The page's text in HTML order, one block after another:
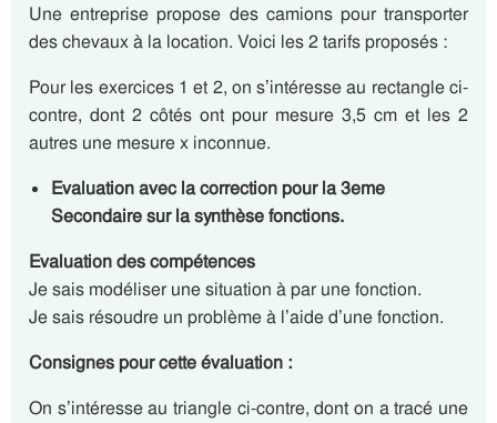
Une entreprise propose des camions pour transporter
des chevaux à la location. Voici les 2 tarifs proposés :
Pour les exercices 1 et 2, on s’intéresse au rectangle ci-
contre, dont 2 côtés ont pour mesure 3,5 cm et les 2
autres une mesure x inconnue.
Evaluation avec la correction pour la 3eme
Secondaire sur la synthèse fonctions.
Evaluation des compétences
Je sais modéliser une situation à par une fonction.
Je sais résoudre un problème à l’aide d’une fonction.
Consignes pour cette évaluation :
On s’intéresse au triangle ci-contre, dont on a tracé une